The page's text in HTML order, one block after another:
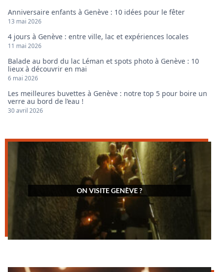
Anniversaire enfants à Genève : 10 idées pour le fêter
13 mai 2026
4 jours à Genève : entre ville, lac et expériences locales
11 mai 2026
Balade au bord du lac Léman et spots photo à Genève : 10
lieux à découvrir en mai
6 mai 2026
Les meilleures buvettes à Genève : notre top 5 pour boire un
verre au bord de l’eau !
30 avril 2026
ON VISITE GENÈVE ?